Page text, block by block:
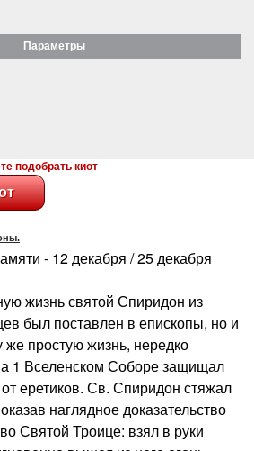
Параметры
подобрать киот
- 12 декабря / 25 декабря
жизнь святой Спиридон из
был поставлен в епископы, но и
же простую жизнь, нередко
1 Вселенском Соборе защищал
еретиков. Св. Спиридон стяжал
наглядное доказательство
Святой Троице: взял в руки